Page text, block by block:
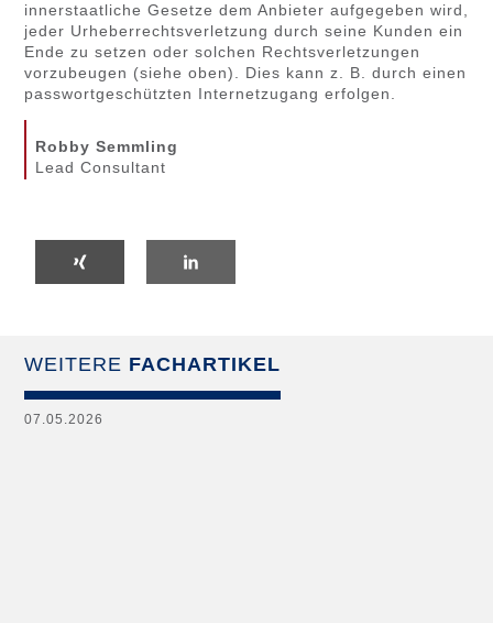
innerstaatliche Gesetze dem Anbieter aufgegeben wird,
jeder Urheberrechtsverletzung durch seine Kunden ein
Ende zu setzen oder solchen Rechtsverletzungen
vorzubeugen (siehe oben). Dies kann z. B. durch einen
passwortgeschützten Internetzugang erfolgen.
Robby Semmling
Lead Consultant
WEITERE FACHARTIKEL
07.05.2026